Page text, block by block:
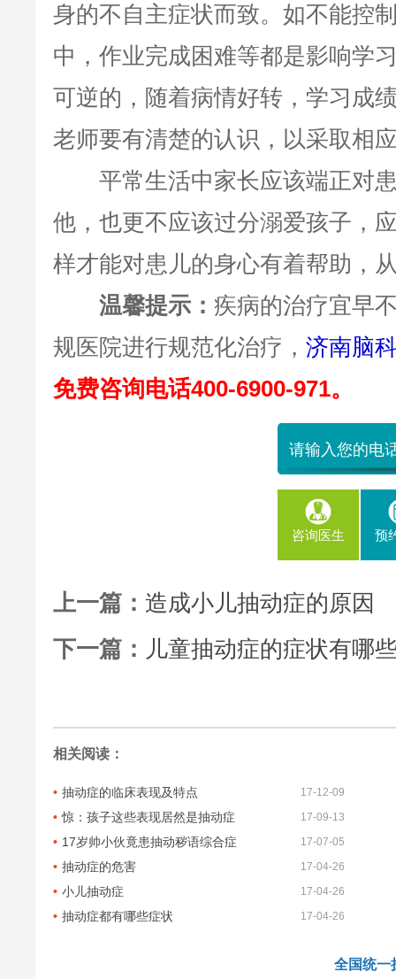
身的不自主症状而致。如不能控
中，作业完成困难等都是影响学
可逆的，随着病情好转，学习成
老师要有清楚的认识，以采取相
平常生活中家长应该端正对患
他，也更不应该过分溺爱孩子，
样才能对患儿的身心有着帮助，
温馨提示： 疾病的治疗宜早
规医院进行规范化治疗， 济南脑
免费咨询电话400-6900-971。
咨询医生 预
上一篇： 造成小儿抽动症的原因
下一篇： 儿童抽动症的症状有哪
相关阅读：
抽动症的临床表现及特点 17-12-09
惊：孩子这些表现居然是抽动症 17-09-13
17岁帅小伙竟患抽动秽语综合症 17-07-05
抽动症的危害 17-04-26
小儿抽动症 17-04-26
抽动症都有哪些症状 17-04-26
全国统一